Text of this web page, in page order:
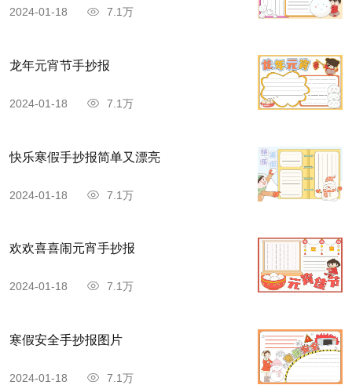
2024-01-18 7.1万
龙年元宵节手抄报
2024-01-18 7.1万
快乐寒假手抄报简单又漂亮
2024-01-18 7.1万
欢欢喜喜闹元宵手抄报
2024-01-18 7.1万
寒假安全手抄报图片
2024-01-18 7.1万